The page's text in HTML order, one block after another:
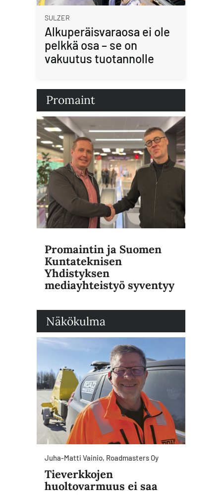
SULZER
Alkuperäisvaraosa ei ole
pelkkä osa – se on
vakuutus tuotannolle
Promaint
Promaintin ja Suomen
Kuntateknisen
Yhdistyksen
mediayhteistyö syventyy
Näkökulma
Juha-Matti Vainio, Roadmasters Oy
Tieverkkojen
huoltovarmuus ei saa